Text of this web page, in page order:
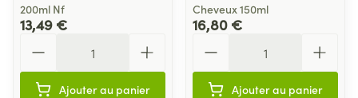
200ml Nf
13,49 €
Ajouter au panier
Cheveux 150ml
16,80 €
Ajouter au panier